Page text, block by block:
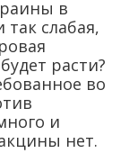
в
слабая,
расти?
во
и
нет.